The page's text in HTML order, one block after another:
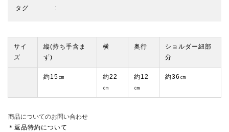
タグ
サイ
ズ
縦(持ち手含ま
ず)
横 奥行
ショルダー紐部
分
約15㎝
約22
㎝
約12
㎝
約36㎝
商品についてのお問い合わせ
＊返品特約について